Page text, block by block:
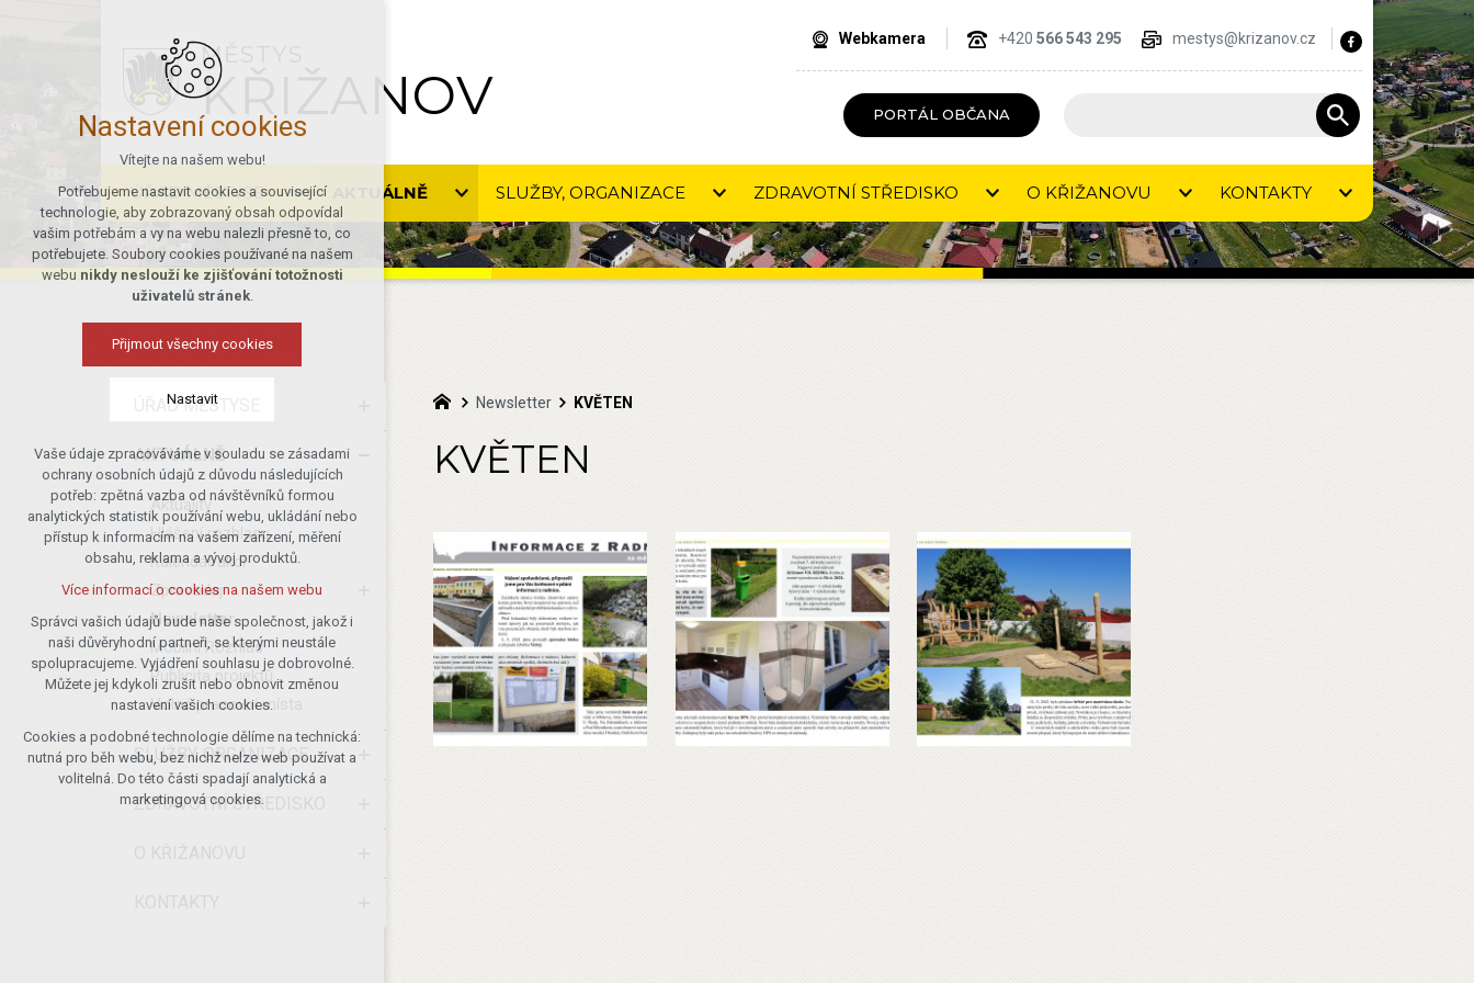
MĚSTYS
KŘIŽANOV
Webkamera +420 566 543 295 mestys@krizanov.cz
PORTÁL OBČANA
ÚŘAD MĚSTYSE AKTUÁLNĚ SLUŽBY, ORGANIZACE ZDRAVOTNÍ STŘEDISKO O KŘIŽANOVU KONTAKTY
ÚŘAD MĚSTYSE
AKTUÁLNĚ
Aktuality
Hlášení rozhlasu
Kalendář akcí
Zpravodaj
Newsletter
Mobilní Rozhlas
Publicita projektů
Volná pracovní místa
SLUŽBY, ORGANIZACE
ZDRAVOTNÍ STŘEDISKO
Newsletter KVĚTEN
KVĚTEN
Nastavení cookies
Vítejte na našem webu!
Potřebujeme nastavit cookies a související
technologie, aby zobrazovaný obsah odpovídal
vašim potřebám a vy na webu nalezli přesně to, co
potřebujete. Soubory cookies používané na našem
webu nikdy neslouží ke zjišťování totožnosti
uživatelů stránek.
Přijmout všechny cookies
Nastavit
Technická cookies
nutná pro provozování webu
udržení kontextu stránek (session):
případná přihlášení, volby jazyka, apod.
Volitelná cookies
analytická pro anonymizované
vyhodnocení návštěvnosti
marketingová cookies (Google)
Více informací o cookies na našem webu
Přijmout všechny cookies
Odmítnout vše
Vaše údaje zpracováváme v souladu se zásadami
ochrany osobních údajů z důvodu následujících
potřeb: zpětná vazba od návštěvníků formou
analytických statistik používání webu, ukládání nebo
přístup k informacím na vašem zařízení, měření
obsahu, reklama a vývoj produktů.
Více informací o cookies na našem webu
Správci vašich údajů bude naše společnost, jakož i
naši důvěryhodní partneři, se kterými neustále
spolupracujeme. Vyjádření souhlasu je dobrovolné.
Můžete jej kdykoli zrušit nebo obnovit změnou
nastavení vašich cookies.
Cookies a podobné technologie dělíme na technická:
nutná pro běh webu, bez nichž nelze web používat a
volitelná. Do této části spadají analytická a
marketingová cookies.